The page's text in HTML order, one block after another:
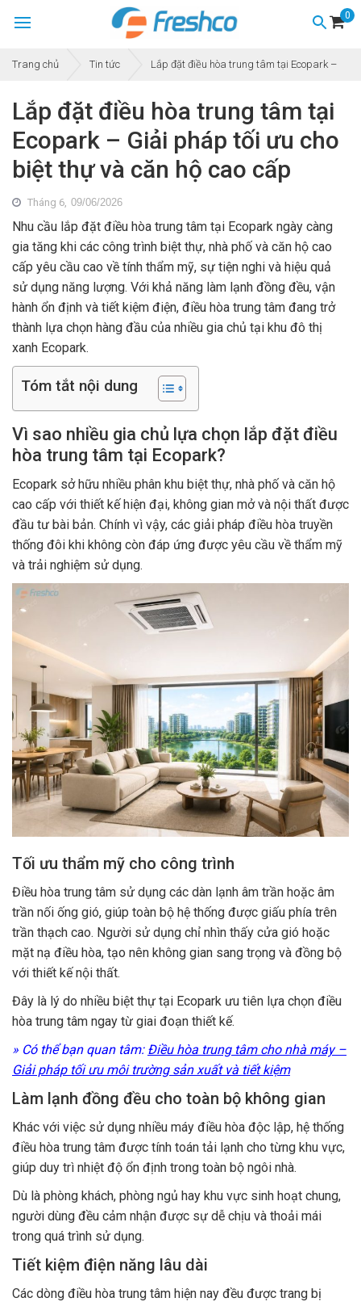
Trang chủ Tin tức Lắp đặt điều hòa trung tâm tại Ecopark –
Lắp đặt điều hòa trung tâm tại
Ecopark – Giải pháp tối ưu cho
biệt thự và căn hộ cao cấp
Tháng 6, 09/06/2026
Nhu cầu lắp đặt điều hòa trung tâm tại Ecopark ngày càng
gia tăng khi các công trình biệt thự, nhà phố và căn hộ cao
cấp yêu cầu cao về tính thẩm mỹ, sự tiện nghi và hiệu quả
sử dụng năng lượng. Với khả năng làm lạnh đồng đều, vận
hành ổn định và tiết kiệm điện, điều hòa trung tâm đang trở
thành lựa chọn hàng đầu của nhiều gia chủ tại khu đô thị
xanh Ecopark.
Tóm tắt nội dung
Vì sao nhiều gia chủ lựa chọn lắp đặt điều
hòa trung tâm tại Ecopark?
Ecopark sở hữu nhiều phân khu biệt thự, nhà phố và căn hộ
cao cấp với thiết kế hiện đại, không gian mở và nội thất được
đầu tư bài bản. Chính vì vậy, các giải pháp điều hòa truyền
thống đôi khi không còn đáp ứng được yêu cầu về thẩm mỹ
và trải nghiệm sử dụng.
Tối ưu thẩm mỹ cho công trình
Điều hòa trung tâm sử dụng các dàn lạnh âm trần hoặc âm
trần nối ống gió, giúp toàn bộ hệ thống được giấu phía trên
trần thạch cao. Người sử dụng chỉ nhìn thấy cửa gió hoặc
mặt nạ điều hòa, tạo nên không gian sang trọng và đồng bộ
với thiết kế nội thất.
Đây là lý do nhiều biệt thự tại Ecopark ưu tiên lựa chọn điều
hòa trung tâm ngay từ giai đoạn thiết kế.
» Có thể bạn quan tâm: Điều hòa trung tâm cho nhà máy –
Giải pháp tối ưu môi trường sản xuất và tiết kiệm
Làm lạnh đồng đều cho toàn bộ không gian
Khác với việc sử dụng nhiều máy điều hòa độc lập, hệ thống
điều hòa trung tâm được tính toán tải lạnh cho từng khu vực,
giúp duy trì nhiệt độ ổn định trong toàn bộ ngôi nhà.
Dù là phòng khách, phòng ngủ hay khu vực sinh hoạt chung,
người dùng đều cảm nhận được sự dễ chịu và thoải mái
trong quá trình sử dụng.
Tiết kiệm điện năng lâu dài
Các dòng điều hòa trung tâm hiện nay đều được trang bị
0